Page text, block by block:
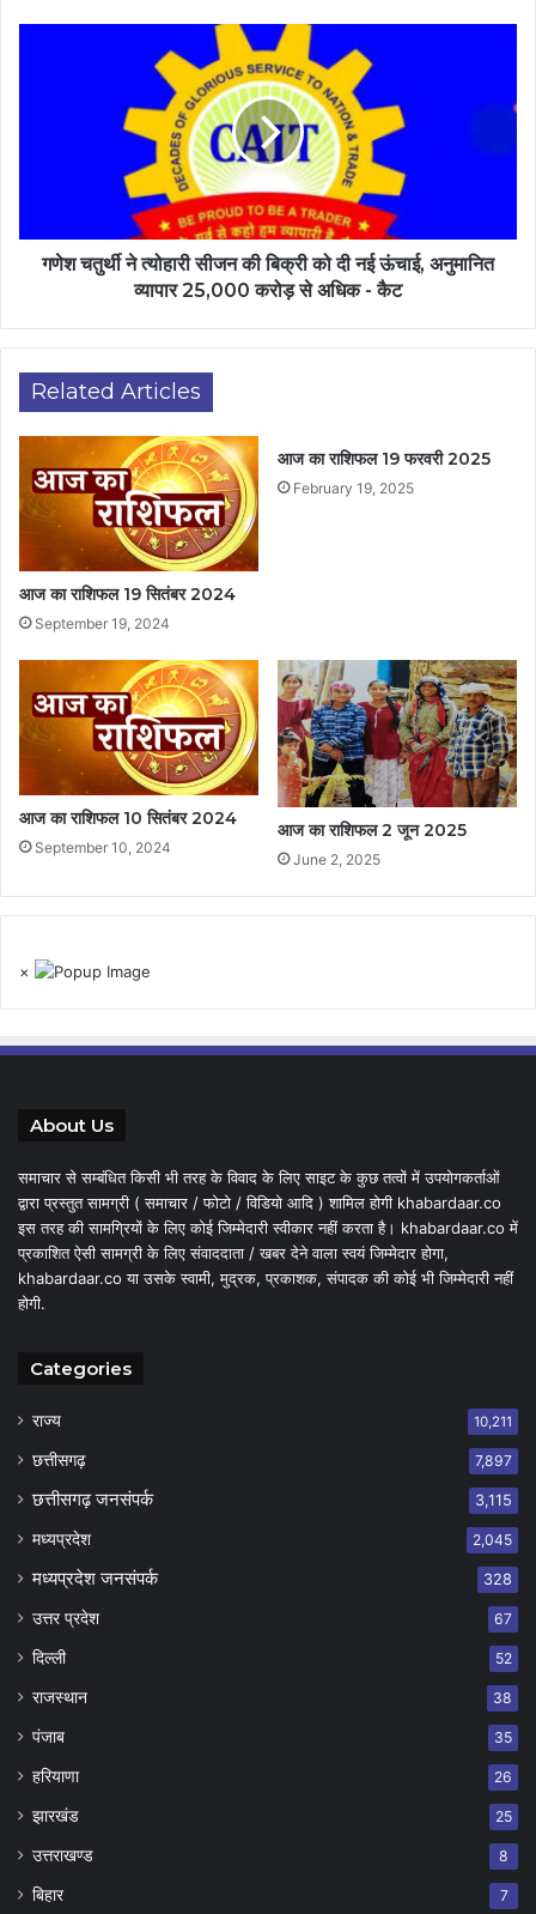
गणेश चतुर्थी ने त्योहारी सीजन की बिक्री को दी नई ऊंचाई, अनुमानित
व्यापार 25,000 करोड़ से अधिक - कैट
Related Articles
आज का राशिफल 19 सितंबर 2024
September 19, 2024
आज का राशिफल 19 फरवरी 2025
February 19, 2025
आज का राशिफल 10 सितंबर 2024
September 10, 2024
आज का राशिफल 2 जून 2025
June 2, 2025
×
About Us
समाचार से सम्बंधित किसी भी तरह के विवाद के लिए साइट के कुछ तत्वों में उपयोगकर्ताओं
द्वारा प्रस्तुत सामग्री ( समाचार / फोटो / विडियो आदि ) शामिल होगी khabardaar.co
इस तरह की सामग्रियों के लिए कोई जिम्मेदारी स्वीकार नहीं करता है। khabardaar.co में
प्रकाशित ऐसी सामग्री के लिए संवाददाता / खबर देने वाला स्वयं जिम्मेदार होगा,
khabardaar.co या उसके स्वामी, मुद्रक, प्रकाशक, संपादक की कोई भी जिम्मेदारी नहीं
होगी.
Categories
राज्य 10,211
छत्तीसगढ़ 7,897
छत्तीसगढ़ जनसंपर्क 3,115
मध्यप्रदेश 2,045
मध्यप्रदेश जनसंपर्क 328
उत्तर प्रदेश 67
दिल्ली 52
राजस्थान 38
पंजाब 35
हरियाणा 26
झारखंड 25
उत्तराखण्ड 8
बिहार 7